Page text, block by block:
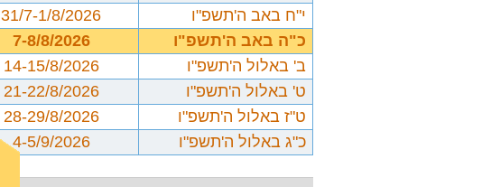
י"ח באב ה'תשפ"ו
31/7-1/8/2026
כ"ה באב ה'תשפ"ו
7-8/8/2026
ב' באלול ה'תשפ"ו
14-15/8/2026
ט' באלול ה'תשפ"ו
21-22/8/2026
ט"ז באלול ה'תשפ"ו
28-29/8/2026
כ"ג באלול ה'תשפ"ו
4-5/9/2026